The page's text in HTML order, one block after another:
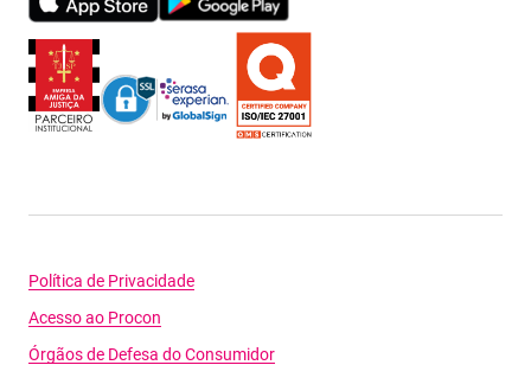
Política de Privacidade
Acesso ao Procon
Órgãos de Defesa do Consumidor